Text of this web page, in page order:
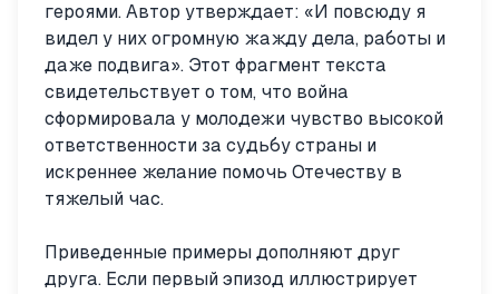
героями. Автор утверждает: «И повсюду я
видел у них огромную жажду дела, работы и
даже подвига». Этот фрагмент текста
свидетельствует о том, что война
сформировала у молодежи чувство высокой
ответственности за судьбу страны и
искреннее желание помочь Отечеству в
тяжелый час.
Приведенные примеры дополняют друг
друга. Если первый эпизод иллюстрирует